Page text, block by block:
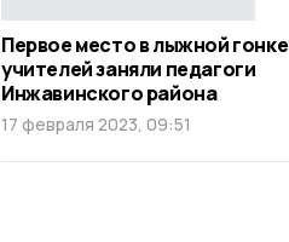
Первое место в лыжной гонке
учителей заняли педагоги
Инжавинского района
17 февраля 2023, 09:51